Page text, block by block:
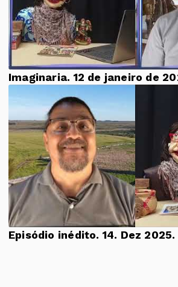
Imaginaria. 12 de janeiro de
Episódio inédito. 14. Dez 2025.